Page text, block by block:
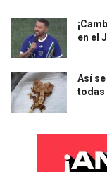
en el
Así
todas